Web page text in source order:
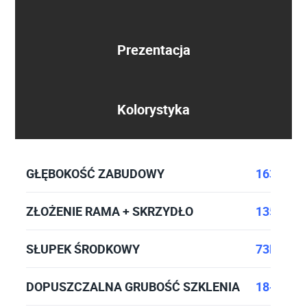
Prezentacja
Kolorystyka
GŁĘBOKOŚĆ ZABUDOWY 163MM
ZŁOŻENIE RAMA + SKRZYDŁO 135MM
SŁUPEK ŚRODKOWY 73MM
DOPUSZCZALNA GRUBOŚĆ SZKLENIA 18-58